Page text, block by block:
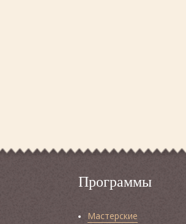
Программы
Мастерские